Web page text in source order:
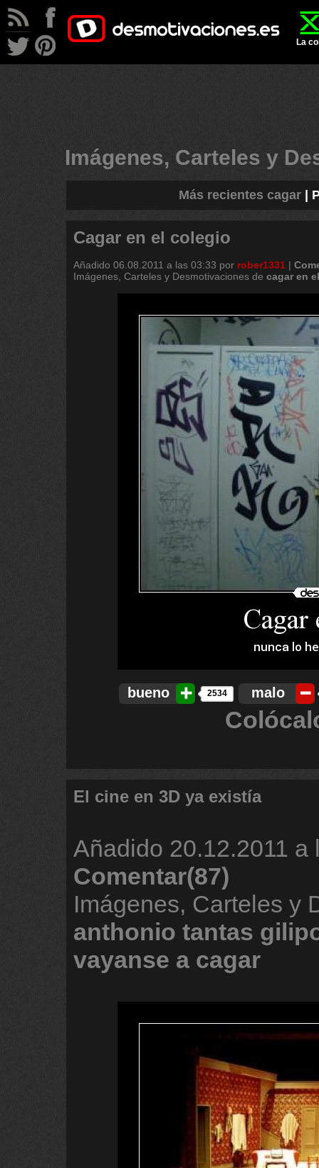
La
Imágenes, Carteles y
Más recientes cagar|
Cagar en el colegio
Añadido 06.08.2011 a las 03:33 por rober1331 |
Imágenes, Carteles y Desmotivaciones de cagar en el
bueno 2534 malo
El cine en 3D ya existía
Añadido 20.12.2011 a
Comentar(87)
Imágenes, Carteles y
anthonio tantas
vayanse a cagar